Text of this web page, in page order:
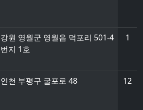
강원 영월군 영월읍 덕포리 501-4
번지 1호
1
인천 부평구 굴포로 48 12